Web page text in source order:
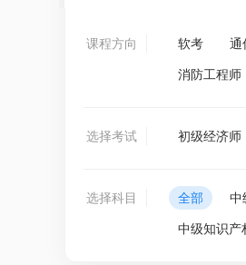
课程方向 软考 通
消防工程师
选择考试 初级经济师
选择科目 全部 中
中级知识产